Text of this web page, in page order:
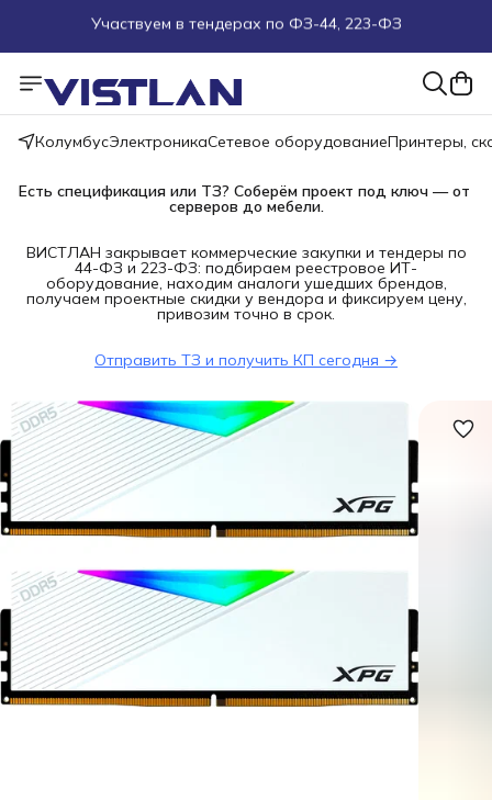
Пуско-наладочные работы
Пришлите запрос на e-mail или в чат
Более 100 000 позиций в наличии и под заказ
КолумбусЭлектроникаСетевое оборудованиеПринтеры,
Есть спецификация или ТЗ? Соберём проект под ключ — от
серверов до мебели.
ВИСТЛАН закрывает коммерческие закупки и тендеры по
44-ФЗ и 223-ФЗ: подбираем реестровое ИТ-
оборудование, находим аналоги ушедших брендов,
получаем проектные скидки у вендора и фиксируем цену,
привозим точно в срок.
Отправить ТЗ и получить КП сегодня →